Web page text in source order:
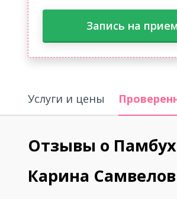
Запись на
Услуги и цены
Отзывы о
Карина